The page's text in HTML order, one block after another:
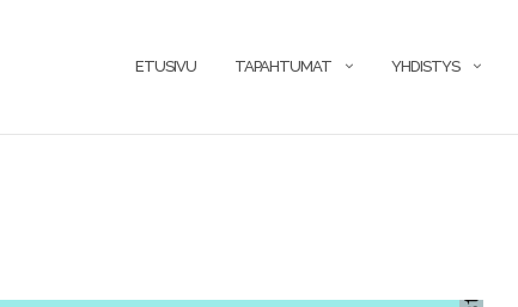
ETUSIVU TAPAHTUMAT YHDISTYS